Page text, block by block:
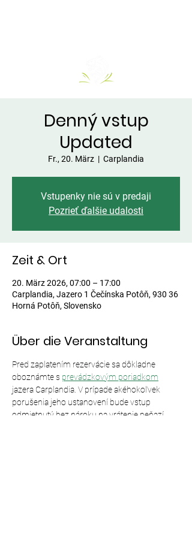
Denný vstup
Updated
Fr., 20. März
  |
Carplandia
Vstupenky nie sú v predaji
Pozrieť ďalšie udalosti
Zeit & Ort
20. März 2026, 07:00 – 17:00
Carplandia, Jazero 1 Čečínska Potôň, 930 36
Horná Potôň, Slovensko
Über die Veranstaltung
Pred zaplatením rezervácie sa dôkladne
oboznámte s prevádzkovým poriadkom
jazera Carplandia. V prípade akéhokoľvek
porušenia jeho ustanovení bude vstup
odmietnutý bez nároku na vrátenie peňazí.